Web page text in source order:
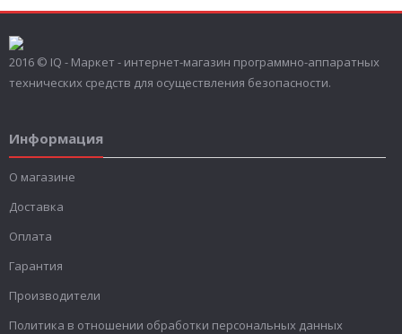
2016 © IQ - Маркет - интернет-магазин программно-аппаратных
технических средств для осуществления безопасности.
Информация
О магазине
Доставка
Оплата
Гарантия
Производители
Политика в отношении обработки персональных данных